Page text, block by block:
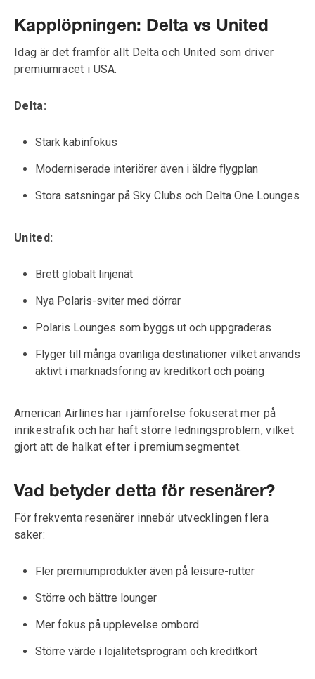
Kapplöpningen: Delta vs United
Idag är det framför allt Delta och United som driver
premiumracet i USA.
Delta:
Stark kabinfokus
Moderniserade interiörer även i äldre flygplan
Stora satsningar på Sky Clubs och Delta One Lounges
United:
Brett globalt linjenät
Nya Polaris-sviter med dörrar
Polaris Lounges som byggs ut och uppgraderas
Flyger till många ovanliga destinationer vilket används
aktivt i marknadsföring av kreditkort och poäng
American Airlines har i jämförelse fokuserat mer på
inrikestrafik och har haft större ledningsproblem, vilket
gjort att de halkat efter i premiumsegmentet.
Vad betyder detta för resenärer?
För frekventa resenärer innebär utvecklingen flera
saker:
Fler premiumprodukter även på leisure-rutter
Större och bättre lounger
Mer fokus på upplevelse ombord
Större värde i lojalitetsprogram och kreditkort